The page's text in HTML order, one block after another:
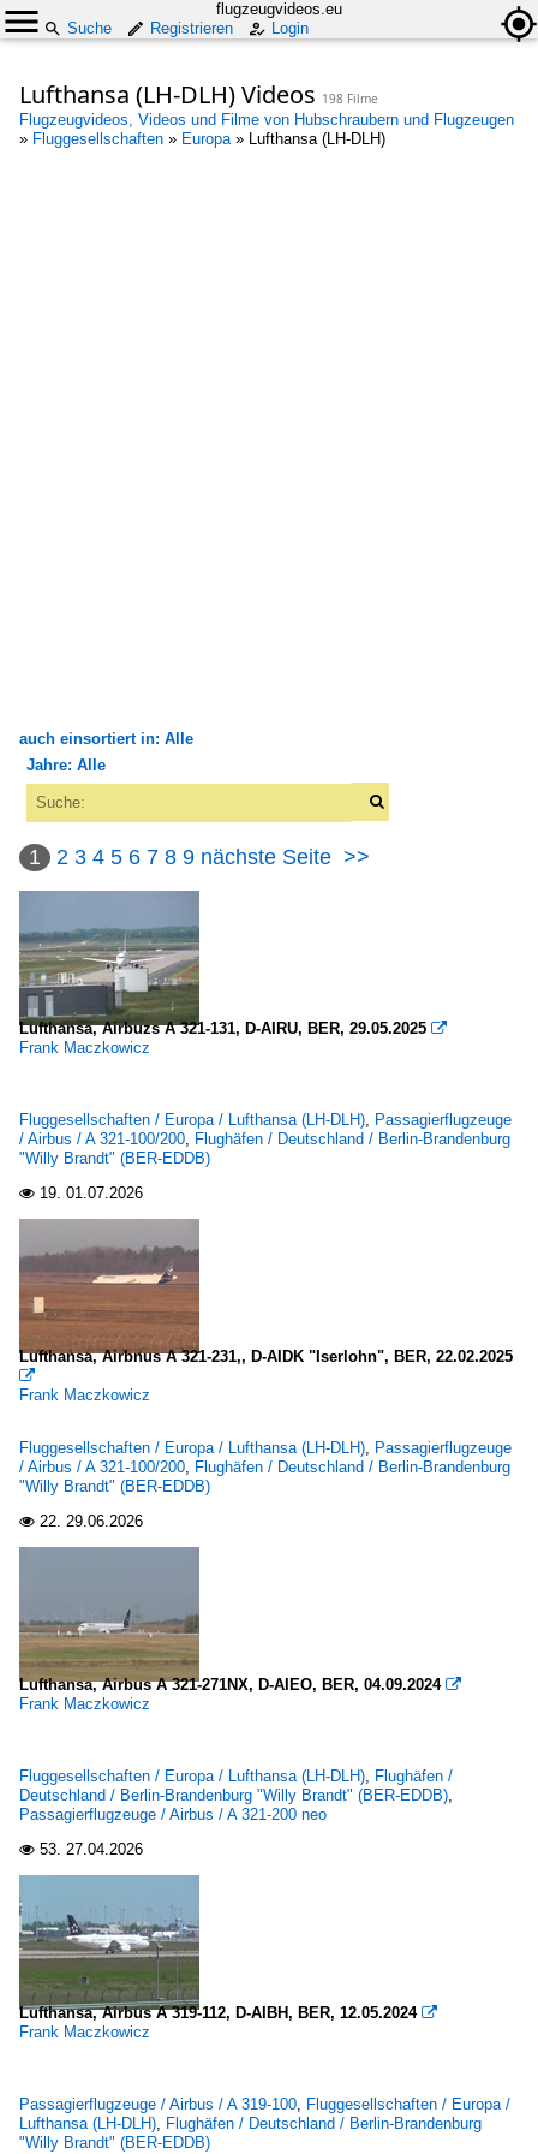
flugzeugvideos.eu
Suche
Registrieren Login
Lufthansa (LH-DLH) Videos 198 Filme
Flugzeugvideos, Videos und Filme von Hubschraubern und Flugzeugen
» Fluggesellschaften » Europa» Lufthansa (LH-DLH)
auch einsortiert in: Alle
Alle Kategorien
Außerhalb von Flugplätzen
Straße / Gebäude
Fluggesellschaften
Asien
Europa
Flughäfen
Deutschland
Berlin-Brandenburg "Willy Brandt" (BER-EDDB)
Düsseldorf (DUS-EDDL)
Karlsruhe/Baden-Baden (FKB-EDSB)
Österreich
Wien-Schwechat (VIE-LOWW)
Spanien
Flugplätze
Deutschland
Flugzeugwerke
Jahre: Alle
2000
2008
2009
2010
2013
2014
2015
2016
2017
2019
2020
2020
2022
2023
2024
1 2 3 4 5 6 7 8 9 nächste Seite >>
Lufthansa, Airbuzs A 321-131, D-AIRU, BER, 29.05.2025 
Frank Maczkowicz
Fluggesellschaften / Europa / Lufthansa (LH-DLH), Passagierflugzeuge
/ Airbus / A 321-100/200, Flughäfen / Deutschland / Berlin-Brandenburg
"Willy Brandt" (BER-EDDB)
 19. 01.07.2026
Lufthansa, Airbnus A 321-231,, D-AIDK "Iserlohn", BER, 22.02.2025

Frank Maczkowicz
Fluggesellschaften / Europa / Lufthansa (LH-DLH), Passagierflugzeuge
/ Airbus / A 321-100/200, Flughäfen / Deutschland / Berlin-Brandenburg
"Willy Brandt" (BER-EDDB)
 22. 29.06.2026
Lufthansa, Airbus A 321-271NX, D-AIEO, BER, 04.09.2024 
Frank Maczkowicz
Fluggesellschaften / Europa / Lufthansa (LH-DLH), Flughäfen /
Deutschland / Berlin-Brandenburg "Willy Brandt" (BER-EDDB),
Passagierflugzeuge / Airbus / A 321-200 neo
 53. 27.04.2026
Lufthansa, Airbus A 319-112, D-AIBH, BER, 12.05.2024 
Frank Maczkowicz
Passagierflugzeuge / Airbus / A 319-100, Fluggesellschaften / Europa /
Lufthansa (LH-DLH), Flughäfen / Deutschland / Berlin-Brandenburg
"Willy Brandt" (BER-EDDB)